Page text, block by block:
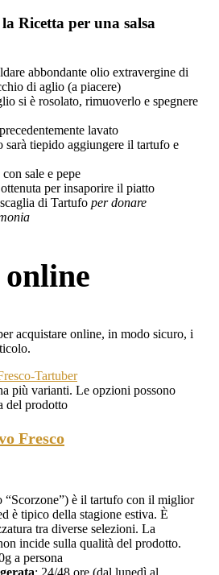
Ricetta per una salsa
abbondante olio extravergine di
di aglio (a piacere)
si è rosolato, rimuoverlo e spegnere
lavato
sarà tiepido aggiungere il tartufo e
sale e pepe
per insaporire il piatto
di Tartufo per donare
acquistare online, in modo sicuro, i
più varianti. Le opzioni possono
del prodotto
Fresco
è il tartufo con il miglior
è tipico della stagione estiva. È
tra diverse selezioni. La
incide sulla qualità del prodotto.
a persona
: 24/48 ore (dal lunedì al